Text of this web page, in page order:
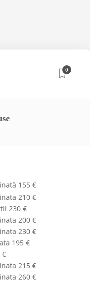
0
155 €
210 €
230 €
200 €
230 €
195 €
€
215 €
260 €